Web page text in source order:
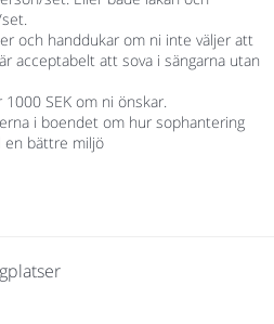
och handdukar om ni inte väljer att
acceptabelt att sova i sängarna utan
SEK om ni önskar.
i boendet om hur sophantering
en bättre miljö